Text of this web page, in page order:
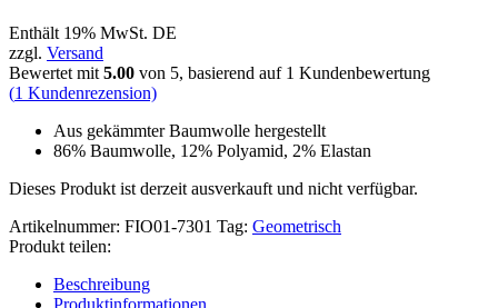
Enthält 19% MwSt. DE
zzgl. Versand
Bewertet mit 5.00 von 5, basierend auf 1 Kundenbewertung
(1 Kundenrezension)
Aus gekämmter Baumwolle hergestellt
86% Baumwolle, 12% Polyamid, 2% Elastan
Dieses Produkt ist derzeit ausverkauft und nicht verfügbar.
Artikelnummer: FIO01-7301 Tag: Geometrisch
Produkt teilen:
Beschreibung
Produktinformationen